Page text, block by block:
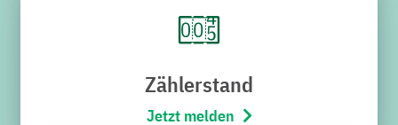
Zählerstand
Jetzt melden